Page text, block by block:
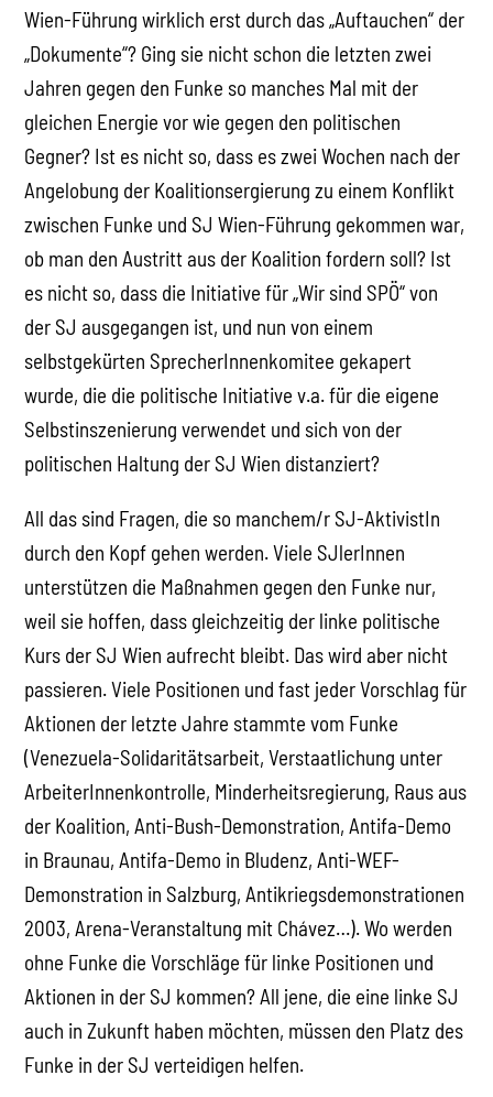
Wien-Führung wirklich erst durch das „Auftauchen“ der
„Dokumente“? Ging sie nicht schon die letzten zwei
Jahren gegen den Funke so manches Mal mit der
gleichen Energie vor wie gegen den politischen
Gegner? Ist es nicht so, dass es zwei Wochen nach der
Angelobung der Koalitionsergierung zu einem Konflikt
zwischen Funke und SJ Wien-Führung gekommen war,
ob man den Austritt aus der Koalition fordern soll? Ist
es nicht so, dass die Initiative für „Wir sind SPÖ“ von
der SJ ausgegangen ist, und nun von einem
selbstgekürten SprecherInnenkomitee gekapert
wurde, die die politische Initiative v.a. für die eigene
Selbstinszenierung verwendet und sich von der
politischen Haltung der SJ Wien distanziert?
All das sind Fragen, die so manchem/r SJ-AktivistIn
durch den Kopf gehen werden. Viele SJlerInnen
unterstützen die Maßnahmen gegen den Funke nur,
weil sie hoffen, dass gleichzeitig der linke politische
Kurs der SJ Wien aufrecht bleibt. Das wird aber nicht
passieren. Viele Positionen und fast jeder Vorschlag für
Aktionen der letzte Jahre stammte vom Funke
(Venezuela-Solidaritätsarbeit, Verstaatlichung unter
ArbeiterInnenkontrolle, Minderheitsregierung, Raus aus
der Koalition, Anti-Bush-Demonstration, Antifa-Demo
in Braunau, Antifa-Demo in Bludenz, Anti-WEF-
Demonstration in Salzburg, Antikriegsdemonstrationen
2003, Arena-Veranstaltung mit Chávez…). Wo werden
ohne Funke die Vorschläge für linke Positionen und
Aktionen in der SJ kommen? All jene, die eine linke SJ
auch in Zukunft haben möchten, müssen den Platz des
Funke in der SJ verteidigen helfen.